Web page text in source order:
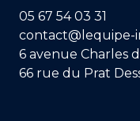
05 67 54 03 31
contact@lequipe-
6 avenue Charles
66 rue du Prat